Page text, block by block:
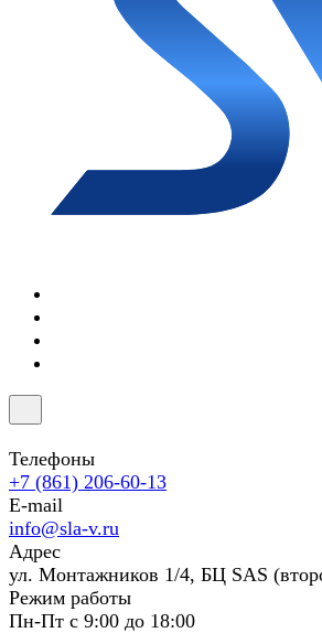
Телефоны
+7 (861) 206-60-13
E-mail
info@sla-v.ru
Адрес
ул. Монтажников 1/4, БЦ SAS
Режим работы
Пн-Пт с 9:00 до 18:00